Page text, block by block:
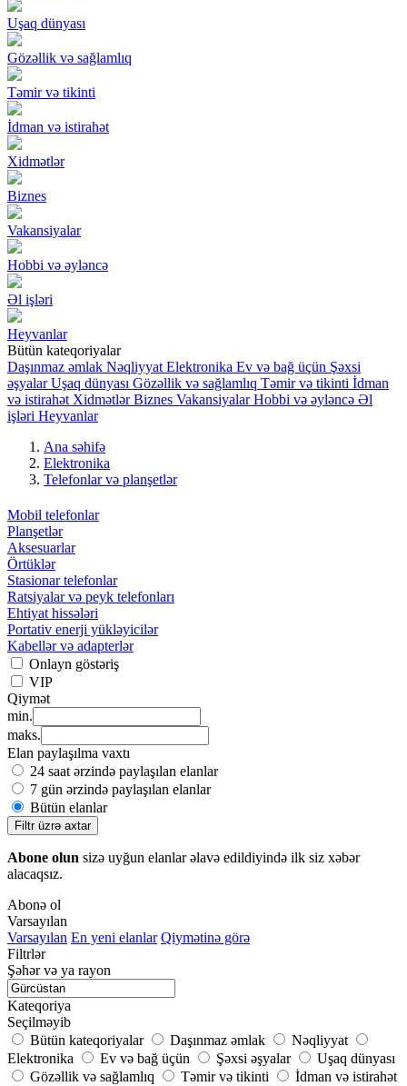
Uşaq dünyası
Gözəllik və sağlamlıq
Təmir və tikinti
İdman və istirahət
Xidmətlər
Biznes
Vakansiyalar
Hobbi və əyləncə
Əl işləri
Heyvanlar
Bütün kateqoriyalar
Daşınmaz əmlak Nəqliyyat Elektronika Ev və bağ üçün Şəxsi
əşyalar Uşaq dünyası Gözəllik və sağlamlıq Təmir və tikinti İdman
və istirahət Xidmətlər Biznes Vakansiyalar Hobbi və əyləncə Əl
işləri Heyvanlar
Ana səhifə
Elektronika
Telefonlar və planşetlər
Mobil telefonlar
Planşetlər
Aksesuarlar
Örtüklər
Stasionar telefonlar
Ratsiyalar və peyk telefonları
Ehtiyat hissələri
Portativ enerji yükləyicilər
Kabellər və adapterlər
Onlayn göstəriş
VIP
Qiymət
min.
maks.
Elan paylaşılma vaxtı
24 saat ərzində paylaşılan elanlar
7 gün ərzində paylaşılan elanlar
Bütün elanlar
Filtr üzrə axtar
Abone olun sizə uyğun elanlar əlavə edildiyində ilk siz xəbər
alacaqsız.
Abonə ol
Varsayılan
Varsayılan En yeni elanlar Qiymətinə görə
Filtrlər
Şəhər və ya rayon
Kateqoriya
Seçilməyib
Bütün kateqoriyalar
Daşınmaz əmlak
Nəqliyyat
Elektronika
Ev və bağ üçün Şəxsi əşyalar
Uşaq dünyası
Gözəllik və sağlamlıq
Təmir və tikinti
İdman və istirahət